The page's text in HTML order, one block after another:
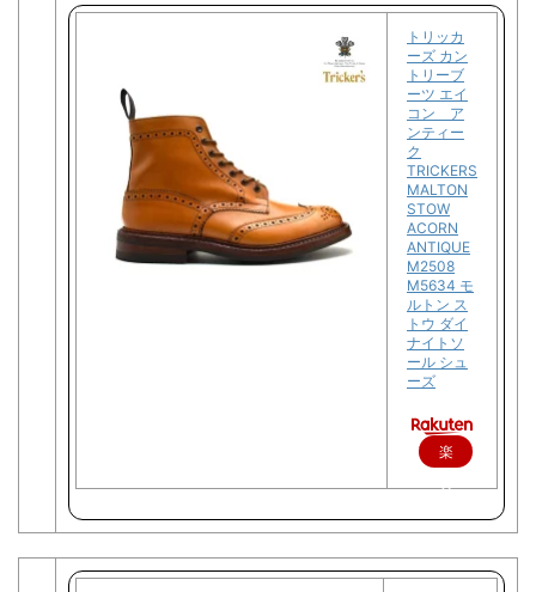
トリッカ
ーズ カン
トリーブ
ーツ エイ
コン ア
ンティー
ク
TRICKERS
MALTON
STOW
ACORN
ANTIQUE
M2508
M5634 モ
ルトン ス
トウ ダイ
ナイトソ
ール シュ
ーズ
楽
天
で
入